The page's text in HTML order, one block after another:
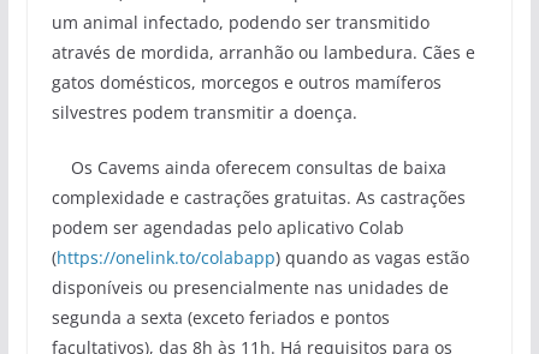
um animal infectado, podendo ser transmitido
através de mordida, arranhão ou lambedura. Cães e
gatos domésticos, morcegos e outros mamíferos
silvestres podem transmitir a doença.
Os Cavems ainda oferecem consultas de baixa
complexidade e castrações gratuitas. As castrações
podem ser agendadas pelo aplicativo Colab
(https://onelink.to/colabapp) quando as vagas estão
disponíveis ou presencialmente nas unidades de
segunda a sexta (exceto feriados e pontos
facultativos), das 8h às 11h. Há requisitos para os